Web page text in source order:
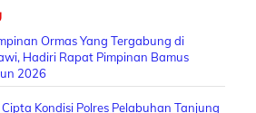
Ormas Yang Tergabung di
Hadiri Rapat Pimpinan Bamus
2026
Cipta Kondisi Polres Pelabuhan Tanjung